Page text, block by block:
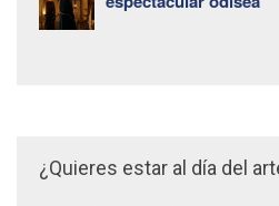
¿Quieres estar al día del